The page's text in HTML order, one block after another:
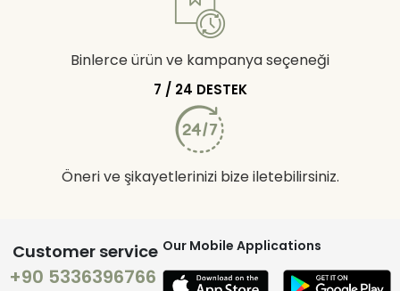
Binlerce ürün ve kampanya seçeneği
7 / 24 DESTEK
Öneri ve şikayetlerinizi bize iletebilirsiniz.
Customer service
+90 5336396766
Our Mobile Applications